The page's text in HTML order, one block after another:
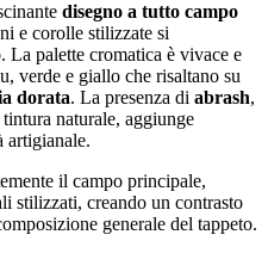
disegno a tutto campo
e corolle stilizzate si
La palette cromatica è vivace e
verde e giallo che risaltano su
dorata. La presenza di abrash,
naturale, aggiunge
artigianale.
il campo principale,
stilizzati, creando un contrasto
generale del tappeto.